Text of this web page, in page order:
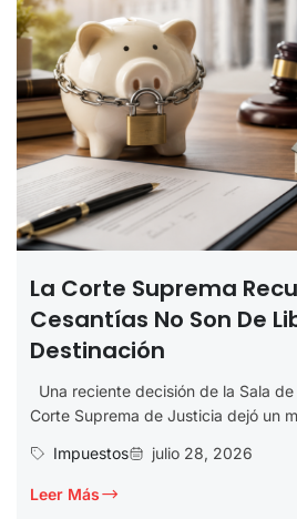
La Corte Suprema
Cesantías No Son De
Destinación
Una reciente decisión de la Sala
Corte Suprema de Justicia dejó un
Impuestos
julio 28, 2026
Leer Más